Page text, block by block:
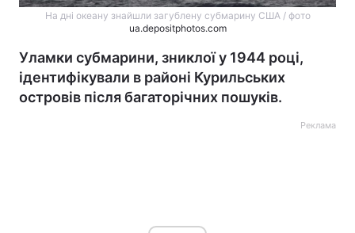
На дні океану знайшли загублену субмарину США / фото
ua.depositphotos.com
Уламки субмарини, зниклої у 1944 році,
ідентифікували в районі Курильських
островів після багаторічних пошуків.
Реклама